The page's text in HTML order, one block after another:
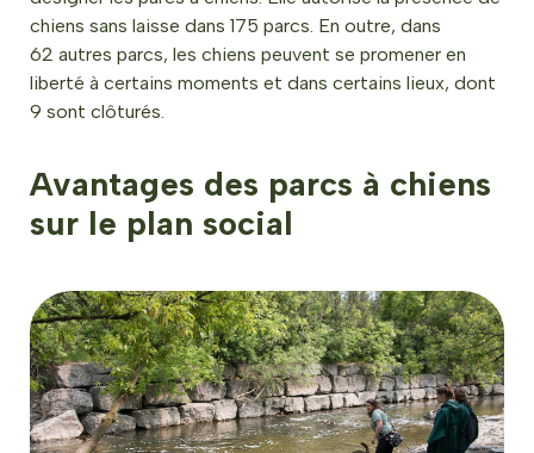
chiens sans laisse dans 175 parcs. En outre, dans
62 autres parcs, les chiens peuvent se promener en
liberté à certains moments et dans certains lieux, dont
9 sont clôturés.
Avantages des parcs à chiens
sur le plan social